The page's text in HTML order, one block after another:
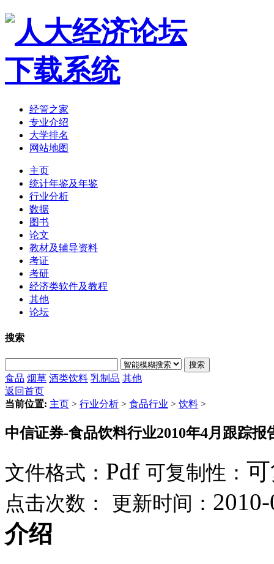
经管之家
专业介绍
大学排名
网站地图
主页
统计年鉴及年鉴
行业分析
数据
图书
论文
教材及辅导资料
考证
考研
经济类软件及教程
其他
论坛
搜索
搜索
食品 烟草 酒类饮料 乳制品 其他
返回首页
当前位置: 主页 > 行业分析 > 食品行业 > 饮料 >
中信证券-食品饮料行业2010年4月跟踪报
文件格式： Pdf 可复制性：
点击次数： 更新时间：
介绍